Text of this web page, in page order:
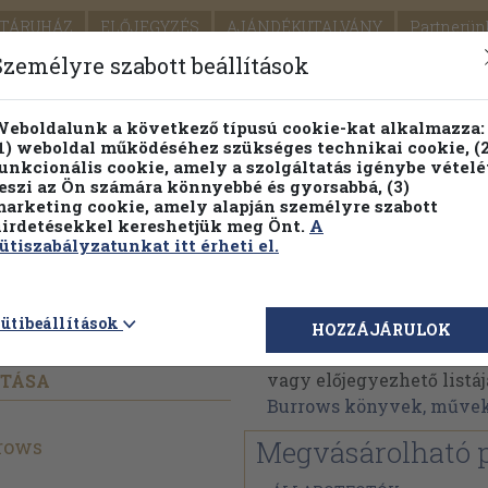
ELŐJEGYZÉS AJÁNDÉKUTALVÁNY
SEGÍTSÉG
PILLANATNYI ÁRAINK FENNTARTHATÓ
Részletes kereső Témaköri fa
Millar Burrows
Millar Burrows
vagy előjegyezhető
Burrows könyvek,
Megvásárolható
szabott beállítások
a következő típusú cookie-kat alkalmazza:
weboldal működéséhez szükséges technikai cookie,
cookie, amely a szolgáltatás igénybe
az Ön számára könnyebbé és gyorsabbá, (3)
cookie, amely alapján személyre szabott
kereshetjük meg Önt. A
itt érheti el.
HOZZÁJÁRULOK